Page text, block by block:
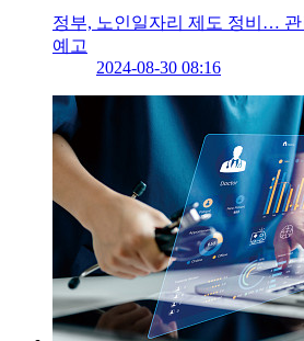
정부, 노인일자리 제도 정비…
예고
2024-08-30 08:16